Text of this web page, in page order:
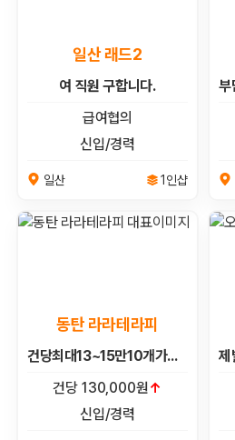
일산 래드2
여 직원 구합니다.
급여협의
신입/경력
일산 1인샵
동탄 라라테라피
건당최대13~15만10개가능/빨간날+1/평택점&동탄점&오산점&천안점4곳의업체 함께하실 주간 야간관리사님 급급모집**
건당 130,000원↑
신입/경력